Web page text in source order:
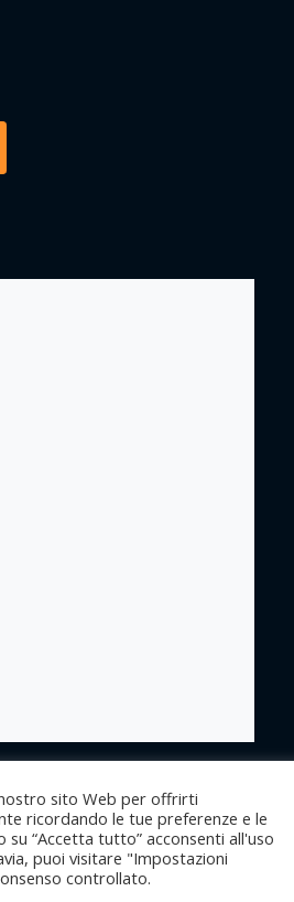
Privacy - Policy
Italiana
sito Web per offrirti
ricordando le tue preferenze e le
su “Accetta tutto” acconsenti all'uso
puoi visitare "Impostazioni
controllato.